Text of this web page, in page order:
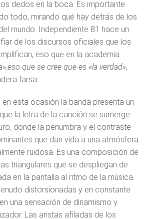
dedos en la boca. Es importante
todo, mirando qué hay detrás de los
mundo. Independiente 81 hace un
de los discursos oficiales que los
eso que en la academia
que se cree que es «la verdad»,
farsa.
en esta ocasión la banda presenta un
la letra de la canción se sumerge
donde la penumbra y el contraste
que dan vida a una atmósfera
ruidosa. Es una composición de
triangulares que se despliegan de
en la pantalla al ritmo de la música.
distorsionadas y en constante
una sensación de dinamismo y
Las aristas afiladas de los